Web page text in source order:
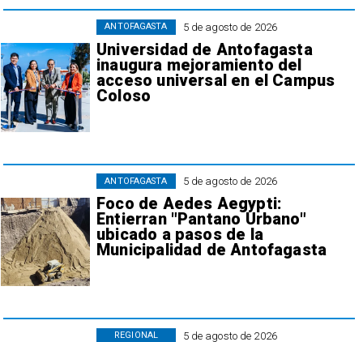
5 de agosto de 2026
Universidad de Antofagasta
inaugura mejoramiento del
acceso universal en el Campus
Coloso
ANTOFAGASTA
5 de agosto de 2026
Foco de Aedes Aegypti:
Entierran "Pantano Urbano"
ubicado a pasos de la
Municipalidad de Antofagasta
ANTOFAGASTA
5 de agosto de 2026
REGIONAL